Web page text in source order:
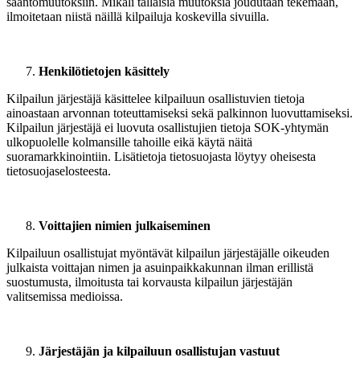
ilmoitetaan niistä näillä kilpailuja koskevilla sivuilla.
Henkilötietojen käsittely
Kilpailun järjestäjä käsittelee kilpailuun osallistuvien tietoja
ainoastaan arvonnan toteuttamiseksi sekä palkinnon luovuttamiseksi.
Kilpailun järjestäjä ei luovuta osallistujien tietoja SOK-yhtymän
ulkopuolelle kolmansille tahoille eikä käytä näitä
suoramarkkinointiin. Lisätietoja tietosuojasta löytyy oheisesta
tietosuojaselosteesta.
Voittajien nimien julkaiseminen
Kilpailuun osallistujat myöntävät kilpailun järjestäjälle oikeuden
julkaista voittajan nimen ja asuinpaikkakunnan ilman erillistä
suostumusta, ilmoitusta tai korvausta kilpailun järjestäjän
valitsemissa medioissa.
Järjestäjän ja kilpailuun osallistujan vastuut